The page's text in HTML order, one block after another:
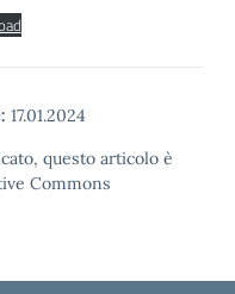
17.01.2024
questo articolo è
Commons